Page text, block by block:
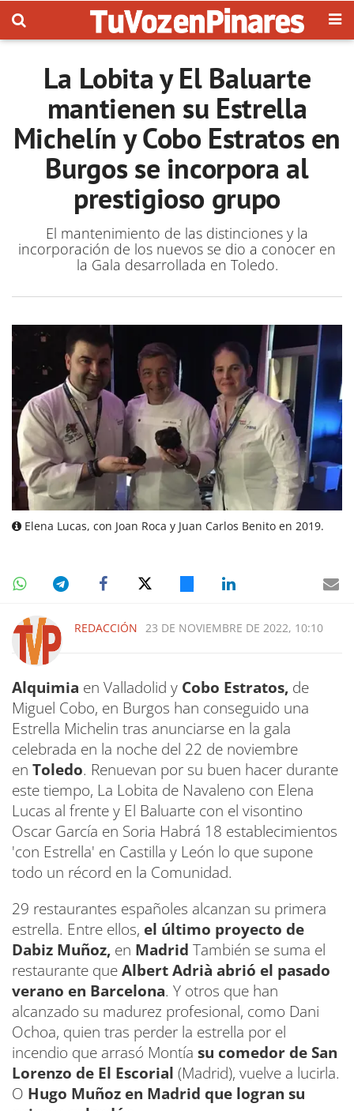
La Lobita y El Baluarte
mantienen su Estrella
Michelín y Cobo Estratos en
Burgos se incorpora al
prestigioso grupo
El mantenimiento de las distinciones y la
incorporación de los nuevos se dio a conocer en
la Gala desarrollada en Toledo.
Elena Lucas, con Joan Roca y Juan Carlos Benito en 2019.
REDACCIÓN 23 DE NOVIEMBRE DE 2022, 10:10
Alquimia en Valladolid y Cobo Estratos, de
Miguel Cobo, en Burgos han conseguido una
Estrella Michelin tras anunciarse en la gala
celebrada en la noche del 22 de noviembre
en Toledo. Renuevan por su buen hacer durante
este tiempo, La Lobita de Navaleno con Elena
Lucas al frente y El Baluarte con el visontino
Oscar García en Soria Habrá 18 establecimientos
'con Estrella' en Castilla y León lo que supone
todo un récord en la Comunidad.
29 restaurantes españoles alcanzan su primera
estrella. Entre ellos, el último proyecto de
Dabiz Muñoz, en Madrid También se suma el
restaurante queAlbert Adrià abrió el pasado
verano en Barcelona. Y otros que han
alcanzado su madurez profesional, como Dani
Ochoa, quien tras perder la estrella por el
incendio que arrasó Montía su comedor de San
Lorenzo de El Escorial (Madrid), vuelve a lucirla.
O Hugo Muñoz en Madrid que logran su